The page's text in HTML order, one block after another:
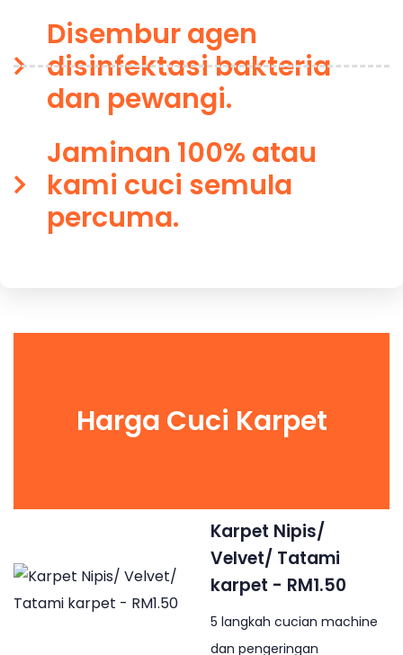
Disembur agen
disinfektasi bakteria
dan pewangi.
Jaminan 100% atau
kami cuci semula
percuma.
Harga Cuci Karpet
Karpet Nipis/
Velvet/ Tatami
karpet - RM1.50
5 langkah cucian machine
dan pengeringan